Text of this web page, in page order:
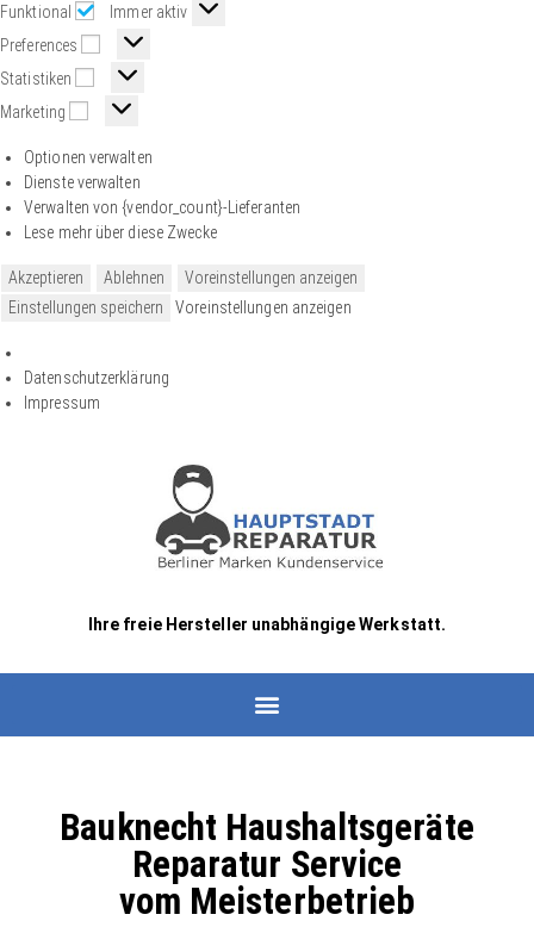
Funktional
Immer aktiv
Preferences
Statistiken
Marketing
Optionen verwalten
Dienste verwalten
Verwalten von {vendor_count}-Lieferanten
Lese mehr über diese Zwecke
Akzeptieren Ablehnen
Voreinstellungen anzeigen
Einstellungen speichern
Voreinstellungen anzeigen
Datenschutzerklärung
Impressum
Ihre freie Hersteller unabhängige Werkstatt.
Bauknecht Haushaltsgeräte
Reparatur Service
vom Meisterbetrieb